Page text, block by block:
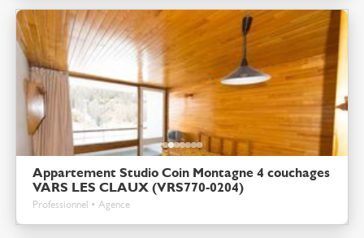
Appartement Studio Coin Montagne 4 couchages
VARS LES CLAUX (VRS770-0204)
Professionnel • Agence